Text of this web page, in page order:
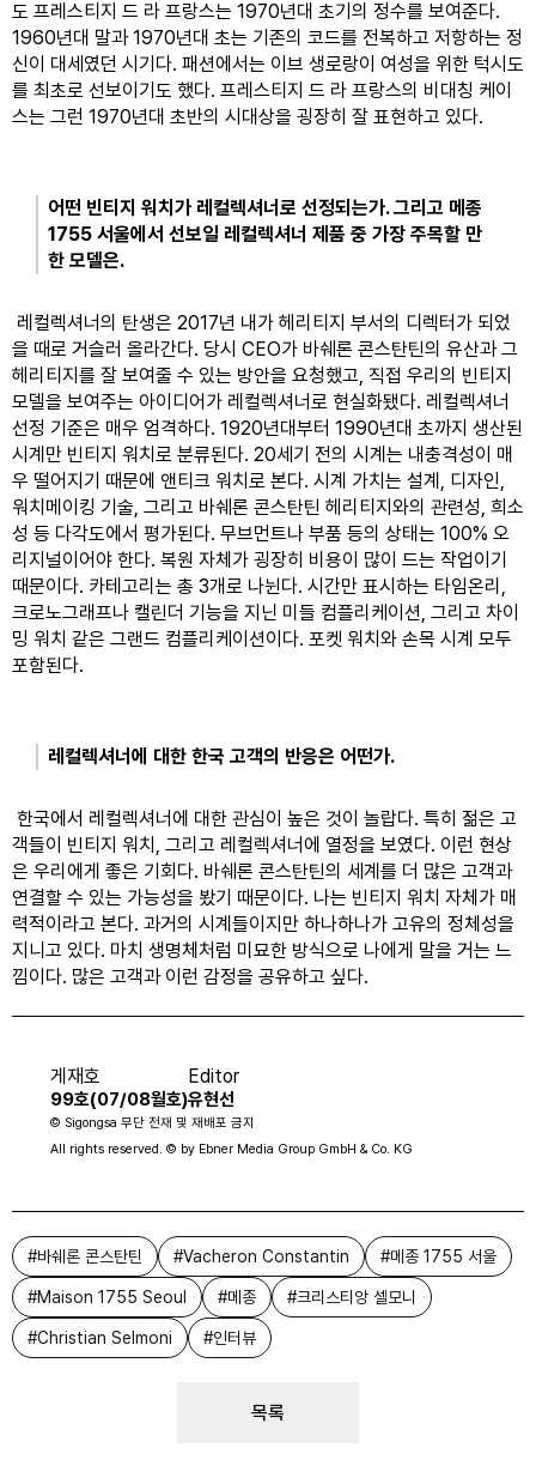
도 프레스티지 드 라 프랑스는 1970년대 초기의 정수를 보여준다.
1960년대 말과 1970년대 초는 기존의 코드를 전복하고 저항하는 정
신이 대세였던 시기다. 패션에서는 이브 생로랑이 여성을 위한 턱시도
를 최초로 선보이기도 했다. 프레스티지 드 라 프랑스의 비대칭 케이
스는 그런 1970년대 초반의 시대상을 굉장히 잘 표현하고 있다.
어떤 빈티지 워치가 레컬렉셔너로 선정되는가. 그리고 메종
1755 서울에서 선보일 레컬렉셔너 제품 중 가장 주목할 만
한 모델은.
을 때로 거슬러 올라간다. 당시 CEO가 바쉐론 콘스탄틴의 유산과 그
헤리티지를 잘 보여줄 수 있는 방안을 요청했고, 직접 우리의 빈티지
모델을 보여주는 아이디어가 레컬렉셔너로 현실화됐다. 레컬렉셔너
선정 기준은 매우 엄격하다. 1920년대부터 1990년대 초까지 생산된
시계만 빈티지 워치로 분류된다. 20세기 전의 시계는 내충격성이 매
우 떨어지기 때문에 앤티크 워치로 본다. 시계 가치는 설계, 디자인,
워치메이킹 기술, 그리고 바쉐론 콘스탄틴 헤리티지와의 관련성, 희소
성 등 다각도에서 평가된다. 무브먼트나 부품 등의 상태는 100% 오
리지널이어야 한다. 복원 자체가 굉장히 비용이 많이 드는 작업이기
때문이다. 카테고리는 총 3개로 나뉜다. 시간만 표시하는 타임온리,
크로노그래프나 캘린더 기능을 지닌 미들 컴플리케이션, 그리고 차이
밍 워치 같은 그랜드 컴플리케이션이다. 포켓 워치와 손목 시계 모두
포함된다.
레컬렉셔너에 대한 한국 고객의 반응은 어떤가.
객들이 빈티지 워치, 그리고 레컬렉셔너에 열정을 보였다. 이런 현상
은 우리에게 좋은 기회다. 바쉐론 콘스탄틴의 세계를 더 많은 고객과
연결할 수 있는 가능성을 봤기 때문이다. 나는 빈티지 워치 자체가 매
력적이라고 본다. 과거의 시계들이지만 하나하나가 고유의 정체성을
지니고 있다. 마치 생명체처럼 미묘한 방식으로 나에게 말을 거는 느
낌이다. 많은 고객과 이런 감정을 공유하고 싶다.
게재호
99호(07/08월호)
Editor
유현선
© Sigongsa 무단 전재 및 재배포 금지
All rights reserved. © by Ebner Media Group GmbH & Co. KG
#바쉐론 콘스탄틴 #Vacheron Constantin #메종 1755 서울
#Maison 1755 Seoul #메종 #크리스티앙 셀모니
#Christian Selmoni #인터뷰
목록